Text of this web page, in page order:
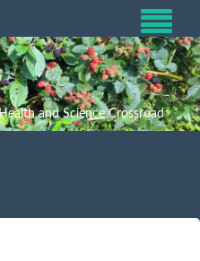
and Science Crossroad